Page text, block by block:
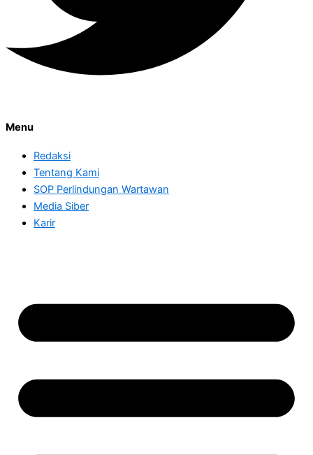
Menu
Redaksi
Tentang Kami
SOP Perlindungan Wartawan
Media Siber
Karir